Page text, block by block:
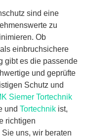
sind eine
zu
Ob
einbruchsichere
gibt es die passende
und geprüfte
Schutz und
Siemer Tortechnik
und Tortechnik ist,
richtigen
Sie uns, wir beraten